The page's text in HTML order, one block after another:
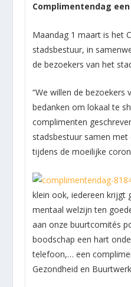
Complimentendag
Maandag 1 maart is het
stadsbestuur, in
de bezoekers van het
“We willen de
bedanken om lokaal te
complimenten
stadsbestuur samen
tijdens de moeilijke
klein ook, iedereen krijgt
mentaal welzijn ten
aan onze buurtcomités
boodschap een hart
telefoon,… een
Gezondheid en